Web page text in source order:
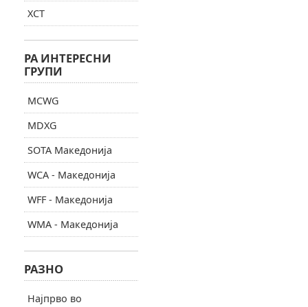
ХСТ
РА ИНТЕРЕСНИ
ГРУПИ
MCWG
MDXG
SOTA Македонија
WCA - Македонија
WFF - Македонија
WMA - Македонија
РАЗНО
Најпрво во